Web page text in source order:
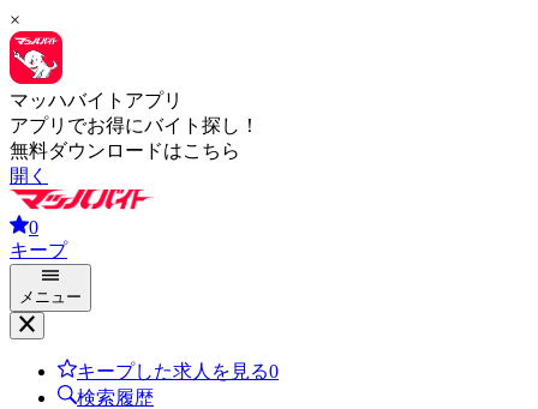
×
マッハバイトアプリ
アプリでお得にバイト探し！
無料ダウンロードはこちら
開く
0
キープ
メニュー
キープした求人を見る0
検索履歴